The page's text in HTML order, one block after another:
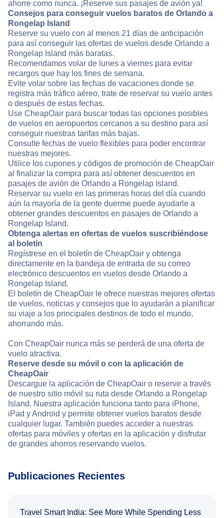
ahorre como nunca. ¡Reserve sus pasajes de avión ya!
Consejos para conseguir vuelos baratos de Orlando a
Rongelap Island
Reserve su vuelo con al menos 21 días de anticipación
para así conseguir las ofertas de vuelos desde Orlando a
Rongelap Island más baratas.
Recomendamos volar de lunes a viernes para evitar
recargos que hay los fines de semana.
Evite volar sobre las fechas de vacaciones donde se
registra más tráfico aéreo, trate de reservar su vuelo antes
o después de estas fechas.
Use CheapOair para buscar todas las opciones posibles
de vuelos en aeropuertos cercanos a su destino para así
conseguir nuestras tarifas más bajas.
Consulte fechas de vuelo flexibles para poder encontrar
nuestras mejores.
Utilice los cupones y códigos de promoción de CheapOair
al finalizar la compra para así obtener descuentos en
pasajes de avión de Orlando a Rongelap Island.
Reservar su vuelo en las primeras horas del día cuando
aún la mayoría de la gente duerme puede ayudarle a
obtener grandes descuentos en pasajes de Orlando a
Rongelap Island.
Obtenga alertas en ofertas de vuelos suscribiéndose
al boletín
Regístrese en el boletín de CheapOair y obtenga
directamente en la bandeja de entrada de su correo
electrónico descuentos en vuelos desde Orlando a
Rongelap Island.
El boletín de CheapOair le ofrece nuestras mejores ofertas
de vuelos, noticias y consejos que lo ayudarán a planificar
su viaje a los principales destinos de todo el mundo,
ahorrando más.
Con CheapOair nunca más se perderá de una oferta de
vuelo atractiva.
Reserve desde su móvil o con la aplicación de
CheapOair
Descargue la aplicación de CheapOair o reserve a través
de nuestro sitio móvil su ruta desde Orlando a Rongelap
Island. Nuestra aplicación funciona tanto para iPhone,
iPad y Android y permite obtener vuelos baratos desde
cualquier lugar. También puedes acceder a nuestras
ofertas para móviles y ofertas en la aplicación y disfrutar
de grandes ahorros reservando vuelos.
Publicaciones Recientes
Travel Smart India: See More While Spending Less